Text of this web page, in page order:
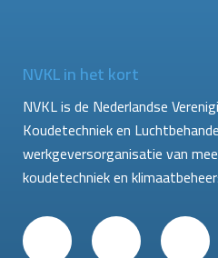
NVKL in het kort
NVKL is de Nederlandse
Koudetechniek en
werkgeversorganisatie van
koudetechniek en